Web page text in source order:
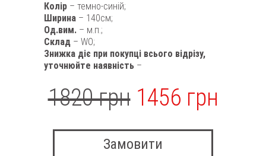
Колір – темно-синій;
Ширина – 140см;
Од.вим. – м.п.;
Склад – WO;
Знижка діє при покупці всього відрізу,
уточнюйте наявність –
1820 грн 1456 грн
Замовити